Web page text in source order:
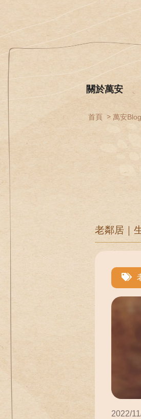
關於萬安
首頁 萬安Blog
老鄰居｜
2022/